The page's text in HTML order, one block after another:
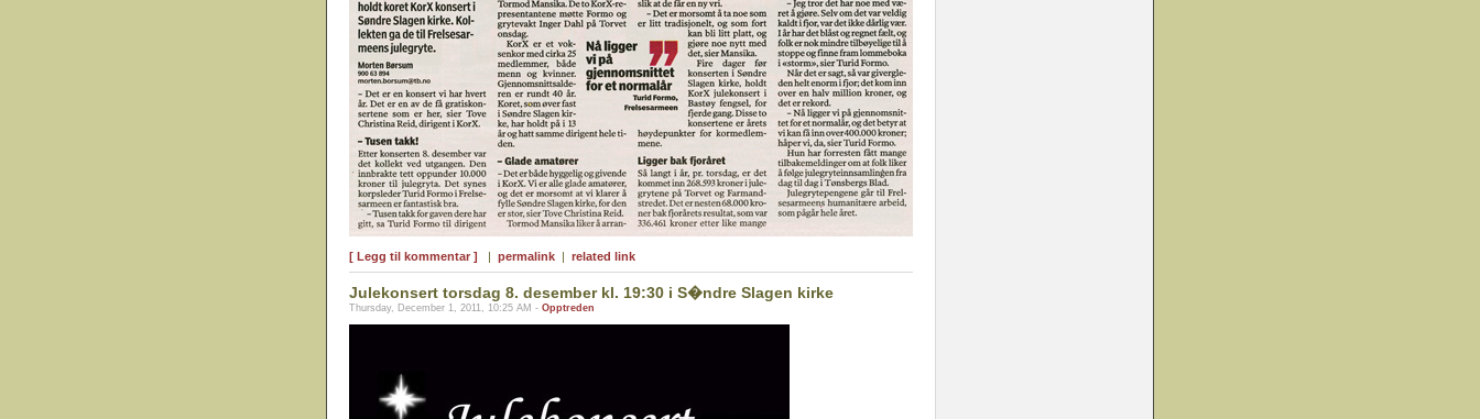
[ Legg til kommentar ] | permalink | related link
Julekonsert torsdag 8. desember kl. 19:30 i S�ndre Slagen kirke
Thursday, December 1, 2011, 10:25 AM - Opptreden